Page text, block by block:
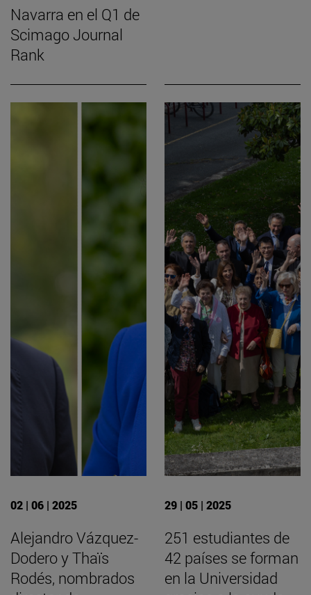
Navarra en el Q1 de
Scimago Journal
Rank
02 | 06 | 2025
Alejandro Vázquez-
Dodero y Thaïs
Rodés, nombrados
29 | 05 | 2025
251 estudiantes de
42 países se forman
en la Universidad